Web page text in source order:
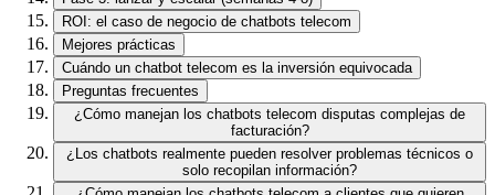
ROI: el caso de negocio de chatbots telecom
Mejores prácticas
Cuándo un chatbot telecom es la inversión equivocada
Preguntas frecuentes
¿Cómo manejan los chatbots telecom disputas complejas de
facturación?
¿Los chatbots realmente pueden resolver problemas técnicos o
solo recopilan información?